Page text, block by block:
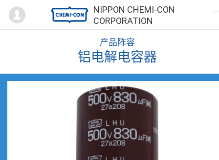
NIPPON CHEMI-CON
CORPORATION
Mypage
产品阵容
铝电解电容器